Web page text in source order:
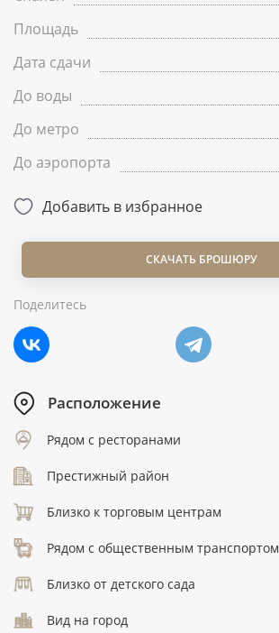
Площадь
Дата сдачи
До воды
До метро
До аэропорта
Добавить в избранное
СКАЧАТЬ БРОШЮРУ
Поделитесь
Расположение
Рядом с ресторанами
Престижный район
Близко к торговым центрам
Рядом с общественным транспортом
Близко от детского сада
Вид на город